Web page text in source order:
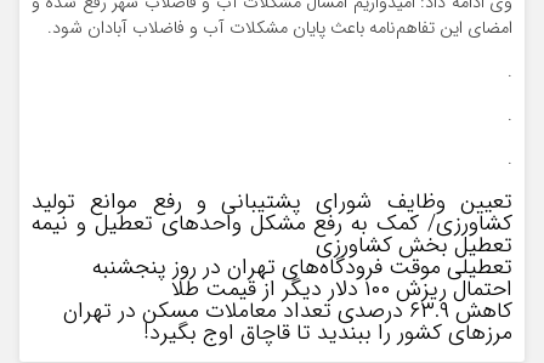
امضای این تفاهم‌نامه باعث پایان مشکلات آب و فاضلاب آبادان شود. ‌
.
.
.
تعیین وظایف شورای پشتیبانی و رفع موانع تولید
کشاورزی/ کمک به رفع مشکل واحدهای تعطیل و نیمه
تعطیل بخش کشاورزی
تعطیلی موقت فرودگاه‌های تهران در روز پنجشنبه
احتمال ریزش ۱۰۰ دلار دیگر از قیمت طلا
کاهش ۶۳.۹ درصدی تعداد معاملات مسکن در تهران
مرزهای کشور را ببندید تا قاچاق اوج بگیرد!